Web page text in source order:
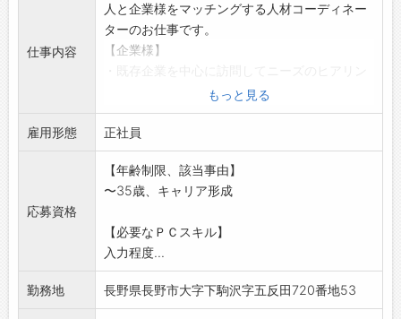
仕事内容
人と企業様をマッチングする人材コーディネー
ターのお仕事です。
【企業様】
・その企業で活躍できる最適な人材をご紹介し
職場見学を設定
・求人原稿の作成
【スタッフさん】
・求職者との面談、求人企業の紹介、職場見学
・就業中のスタッフさんとの定期的なフォロ
ー、事務連絡
【変更の範囲:会社
の定める業務】
もっと見る
雇用形態 正社員
応募資格
【年齢制限、該当事由】
〜35歳、キャリア形成
【必要なＰＣスキル】
入力程度...
勤務地 長野県長野市大字下駒沢字五反田720番地53